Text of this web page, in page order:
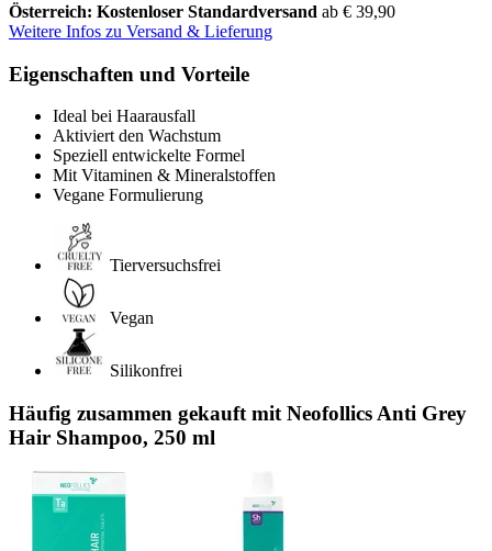
Österreich: Kostenloser Standardversand ab € 39,90
Weitere Infos zu Versand & Lieferung
Eigenschaften und Vorteile
Ideal bei Haarausfall
Aktiviert den Wachstum
Speziell entwickelte Formel
Mit Vitaminen & Mineralstoffen
Vegane Formulierung
Tierversuchsfrei
Vegan
Silikonfrei
Häufig zusammen gekauft mit Neofollics Anti Grey
Hair Shampoo, 250 ml